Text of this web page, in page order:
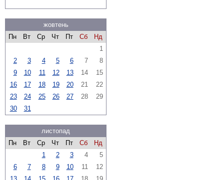
жовтень
Пн
Вт Ср Чт Пт Сб
Нд
1
2
3 4 5 6 7
8
9
10 11 12 13 14
15
16
17 18 19 20 21
22
23
24 25 26 27 28
29
30
31
листопад
Пн
Вт Ср Чт Пт Сб
Нд
1
2 3 4
5
6
7 8 9 10 11
12